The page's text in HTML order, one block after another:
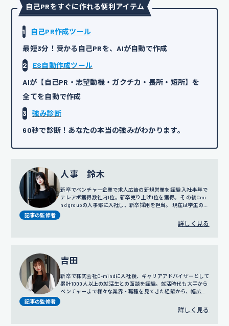
自己PRをすぐに作れる便利アイテム
1
自己PR作成ツール
最短3分！受かる自己PRを、AIが自動で作成
2
ES自動作成ツール
AIが【自己PR・志望動機・ガクチカ・長所・短所】を
全てを自動で作成
3
強み診断
60秒で診断！あなたの本当の強みがわかります。
記事の監修者
人事 鈴木
新卒でベンチャー企業で求人広告の新規営業を経験 入社半年で
テレアポ獲得数社内1位。新卒売り上げ1位を獲得。 その後Cmi
nd groupの人事部に入社し、新卒採用を担当。 現在は学生の面
詳しく見る
記事の監修者
吉田
新卒で株式会社C-mindに入社後、キャリアアドバイザーとして
累計1000人以上の就活生との面談を経験。就活時代も大手から
ベンチャーまで様々な業界・職種を見てきた経験から、幅広い
詳しく見る